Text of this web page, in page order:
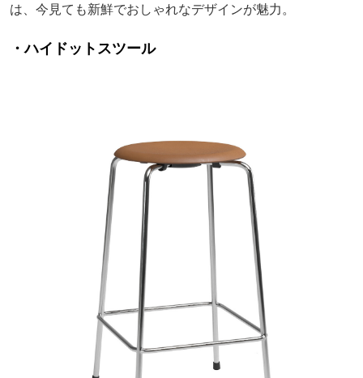
は、今見ても新鮮でおしゃれなデザインが魅力。
・ハイドットスツール